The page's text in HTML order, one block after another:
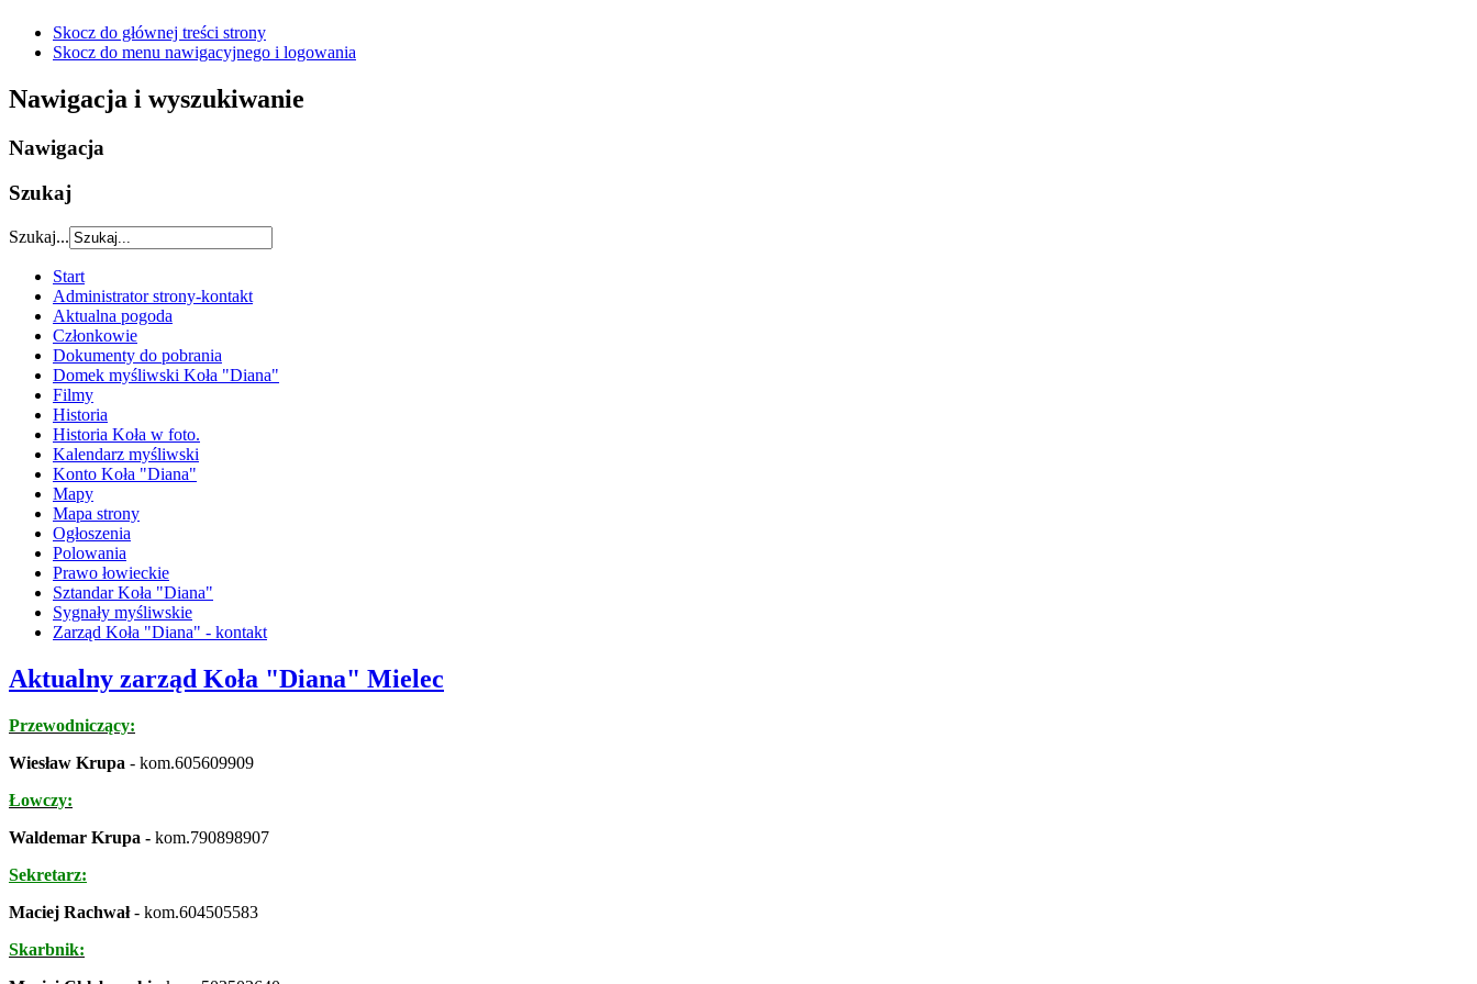
Skocz do głównej treści strony
Skocz do menu nawigacyjnego i logowania
Nawigacja i wyszukiwanie
Nawigacja
Szukaj
Szukaj...
Start
Administrator strony-kontakt
Aktualna pogoda
Członkowie
Dokumenty do pobrania
Domek myśliwski Koła "Diana"
Filmy
Historia
Historia Koła w foto.
Kalendarz myśliwski
Konto Koła "Diana"
Mapy
Mapa strony
Ogłoszenia
Polowania
Prawo łowieckie
Sztandar Koła "Diana"
Sygnały myśliwskie
Zarząd Koła "Diana" - kontakt
Aktualny zarząd Koła "Diana" Mielec
Przewodniczący:
Wiesław Krupa - kom.605609909
Łowczy:
Waldemar Krupa - kom.790898907
Sekretarz:
Maciej Rachwał- kom.604505583
Skarbnik: